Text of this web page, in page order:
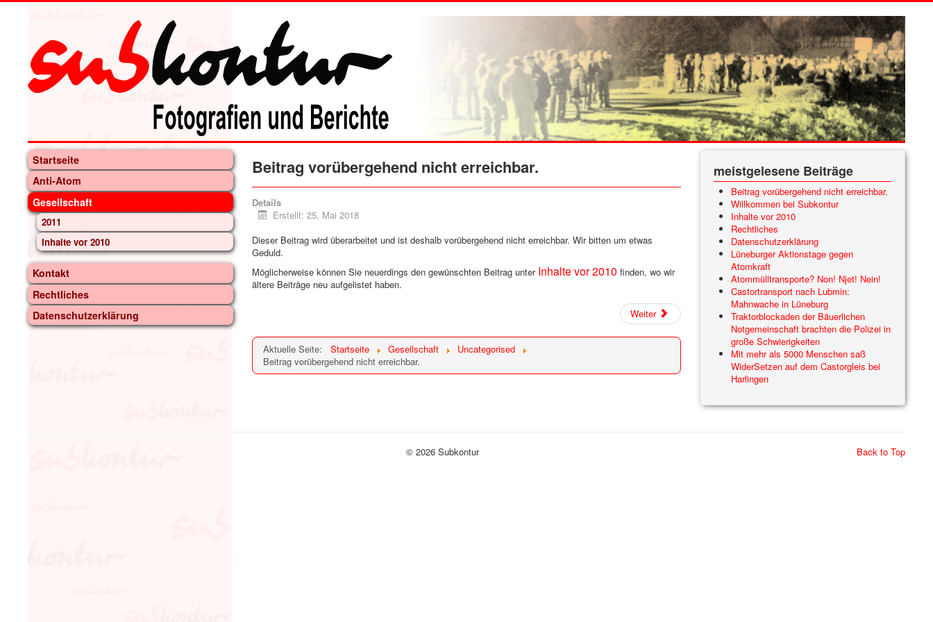
Startseite
Anti-Atom
Gesellschaft
2011
Inhalte vor 2010
Kontakt
Rechtliches
Datenschutzerklärung
Beitrag vorübergehend nicht erreichbar.
Details
Erstellt: 25. Mai 2018
Dieser Beitrag wird überarbeitet und ist deshalb vorübergehend nicht erreichbar. Wir bitten um etwas
Geduld.
Möglicherweise können Sie neuerdings den gewünschten Beitrag unter Inhalte vor 2010 finden, wo wir
ältere Beiträge neu aufgelistet haben.
Weiter
Aktuelle Seite: Startseite Gesellschaft
Uncategorised
Beitrag vorübergehend nicht erreichbar.
meistgelesene Beiträge
Beitrag vorübergehend nicht erreichbar.
Willkommen bei Subkontur
Inhalte vor 2010
Rechtliches
Datenschutzerklärung
Lüneburger Aktionstage gegen
Atomkraft
Atommülltransporte? Non! Njet! Nein!
Castortransport nach Lubmin:
Mahnwache in Lüneburg
Traktorblockaden der Bäuerlichen
Notgemeinschaft brachten die Polizei in
große Schwierigkeiten
Mit mehr als 5000 Menschen saß
WiderSetzen auf dem Castorgleis bei
Harlingen
Back to Top
© 2026 Subkontur